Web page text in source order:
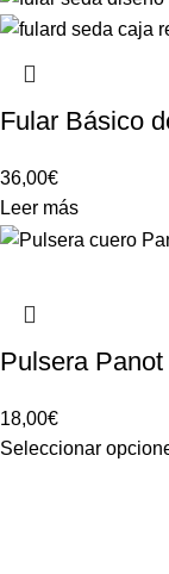
Fular Básico
36,00€
Leer más
Pulsera
18,00€
Seleccionar